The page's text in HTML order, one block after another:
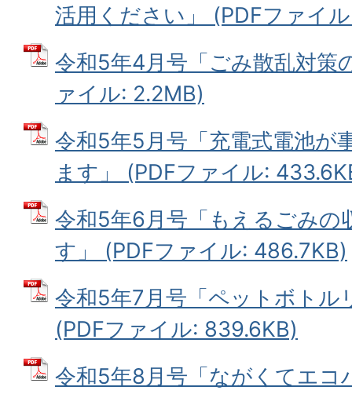
活用ください」 (PDFファイ
令和5年4月号「ごみ散乱対策
ァイル: 2.2MB)
令和5年5月号「充電式電池が
ます」 (PDFファイル:
令和5年6月号「もえるごみの
す」 (PDFファイル: 486.7KB)
令和5年7月号「ペットボトル
(PDFファイル: 839.6KB)
令和5年8月号「ながくてエコ